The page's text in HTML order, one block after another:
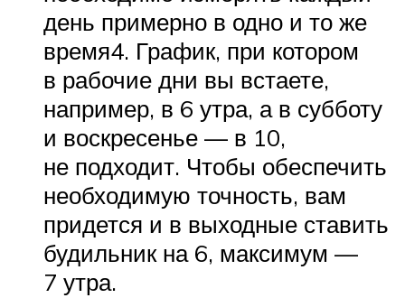
день примерно в одно и то же
время4. График, при котором
в рабочие дни вы встаете,
например, в 6 утра, а в субботу
и воскресенье — в 10,
не подходит. Чтобы обеспечить
необходимую точность, вам
придется и в выходные ставить
будильник на 6, максимум —
7 утра.